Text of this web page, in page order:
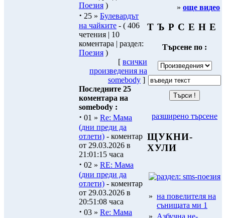
Поезия )
· 25 » Булевардът
на чайките - ( 406
четения | 10
коментара | раздел:
Поезия )
[ всички
произведения на
somebody ]
Последните 25
коментара на
somebody :
· 01 » Re: Мама
(дни преди да
отлети) - коментар
от 29.03.2026 в
21:01:15 часа
· 02 » RE: Мама
(дни преди да
отлети) - коментар
от 29.03.2026 в
20:51:08 часа
· 03 » Re: Мама
» още видео
Т Ъ Р С Е Н Е
Търсене по :
разширено търсене
ЩУКНИ-
ХУЛИ
» на повелителя на
сънищата ми 1
» Азбучна не-